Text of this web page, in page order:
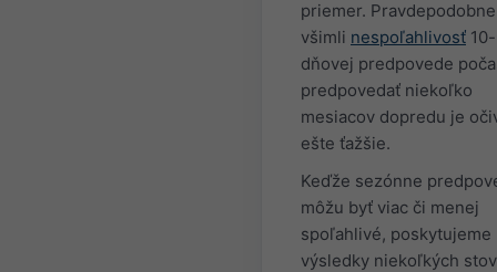
priemer.
všimli nespoľahlivosť 10-
dňovej predpovede
predpovedať niekoľko
mesiacov dopredu je
ešte ťažšie.
Keďže sezónne
môžu byť viac či menej
spoľahlivé, poskytujeme
výsledky niekoľkých